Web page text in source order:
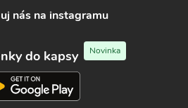
nás na instagramu
do kapsy Novinka